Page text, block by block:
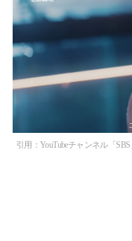
引用：YouTubeチャンネル「SBS